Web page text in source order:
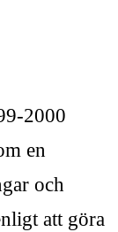
2000
en
och
att göra